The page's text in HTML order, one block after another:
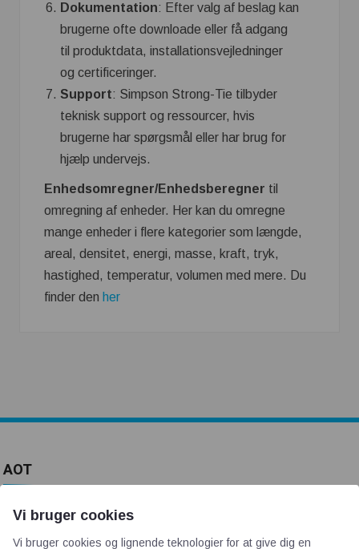
Dokumentation: Efter valg af beslag kan
brugerne ofte downloade eller få adgang
til produktdata, installationsvejledninger
og certificeringer.
Support: Simpson Strong-Tie tilbyder
teknisk support og ressourcer, hvis
brugerne har spørgsmål eller har brug for
hjælp undervejs.
Enhedsomregner/Enhedsberegner til
omregning af enheder. Her kan du omregne
mange enheder i flere kategorier som længde,
areal, densitet, energi, masse, kraft, tryk,
hastighed, temperatur, volumen med mere. Du
finder den her
AOT
Om os
Vi bruger cookies
Vi bruger cookies og lignende teknologier for at give dig en